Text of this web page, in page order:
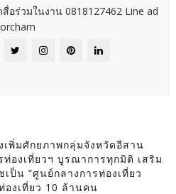
อร่วมในงาน 0818127462 Line ad
เพิ่มศักยภาพกลุ่มจังหวัดอีสาน
องเที่ยวฯ บูรณาการทุกมิติ เสริม
ป็น “ศูนย์กลางการท่องเที่ยว
องเที่ยว 10 ล้านคน